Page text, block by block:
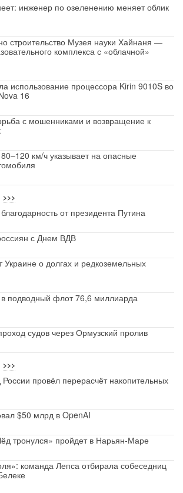
инженер по озеленению меняет облик
строительство Музея науки Хайнаня —
комплекса с «облачной»
использование процессора Kirin 9010S во
16
с мошенниками и возвращение к
км/ч указывает на опасные
>>>
от президента Путина
с Днем ВДВ
о долгах и редкоземельных
подводный флот 76,6 миллиарда
судов через Ормузский пролив
>>>
провёл перерасчёт накопительных
$50 млрд в OpenAI
тронулся» пройдет в Нарьян-Маре
команда Лепса отбирала собеседниц